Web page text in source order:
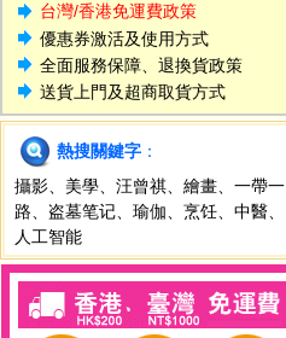
台灣/香港免運費政策
優惠券激活及使用方式
全面服務保障、退換貨政策
送貨上門及超商取貨方式
熱搜關鍵字 ：
攝影
美學 汪曾祺 繪畫
一帶一
路
盗墓笔记 瑜伽 烹饪 中醫
人工智能